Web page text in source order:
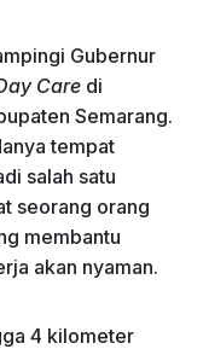
Gubernur
Care di
Semarang.
tempat
salah satu
seorang orang
membantu
akan nyaman.
4 kilometer